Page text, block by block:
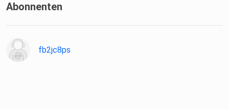
Abonnenten
fb2jc8ps